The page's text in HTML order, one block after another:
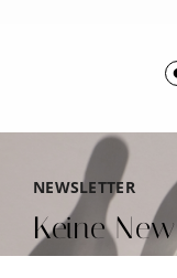
NEWSLETTER
Keine